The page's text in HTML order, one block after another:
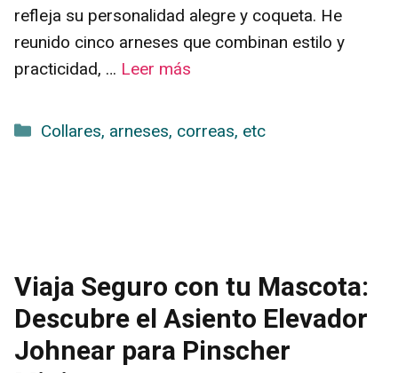
refleja su personalidad alegre y coqueta. He
reunido cinco arneses que combinan estilo y
practicidad, … Leer más
Categorías
Collares, arneses, correas, etc
Viaja Seguro con tu Mascota:
Descubre el Asiento Elevador
Johnear para Pinscher